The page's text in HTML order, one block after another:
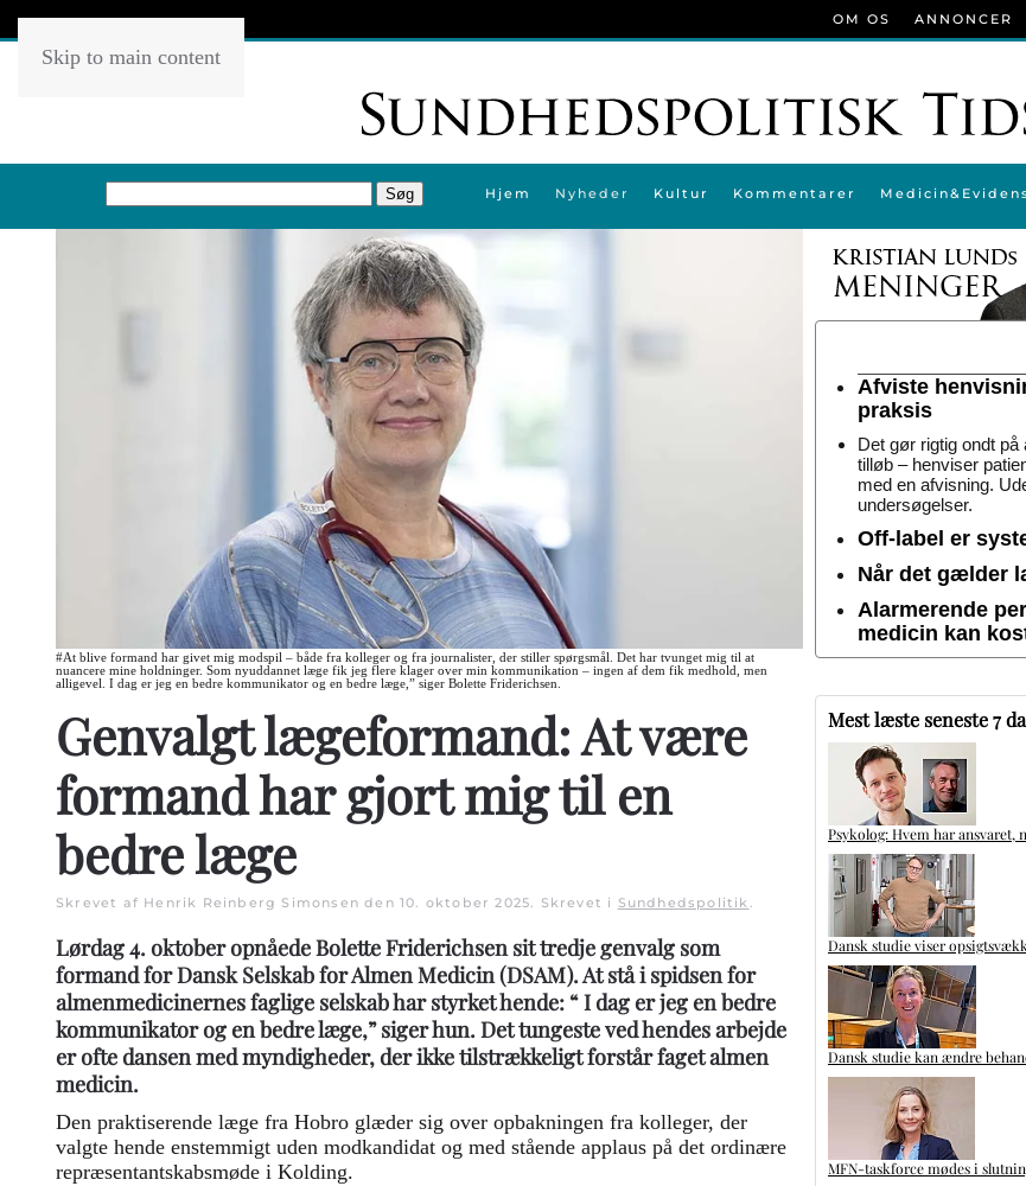
Skip to main content
Hjem Nyheder Kultur Kommentarer
OM OS ANNONCER
#At blive formand har givet mig modspil – både fra kolleger og fra journalister, der stiller spørgsmål. Det har tvunget mig til at
nuancere mine holdninger. Som nyuddannet læge fik jeg flere klager over min kommunikation – ingen af dem fik medhold, men
alligevel. I dag er jeg en bedre kommunikator og en bedre læge,” siger Bolette Friderichsen.
Genvalgt lægeformand: At være
formand har gjort mig til en
bedre læge
Skrevet af Henrik Reinberg Simonsen den 10. oktober 2025. Skrevet i Sundhedspolitik.
Lørdag 4. oktober opnåede Bolette Friderichsen sit tredje genvalg som
formand for Dansk Selskab for Almen Medicin (DSAM). At stå i spidsen for
almenmedicinernes faglige selskab har styrket hende: “ I dag er jeg en bedre
kommunikator og en bedre læge,” siger hun. Det tungeste ved hendes arbejde
er ofte dansen med myndigheder, der ikke tilstrækkeligt forstår faget almen
medicin.
Den praktiserende læge fra Hobro glæder sig over opbakningen fra kolleger, der
valgte hende enstemmigt uden modkandidat og med stående applaus på det ordinære
repræsentantskabsmøde i Kolding.
Afviste
praksis
Det gør rigtig ondt
tilløb – henviser
med en afvisning.
undersøgelser.
Off-label er
Når det gælder
Alarmerende
medicin kan
Mest læste seneste 7
Psykolog: Hvem har
Dansk studie viser
Dansk studie kan ændre
MFN-taskforce mødes i